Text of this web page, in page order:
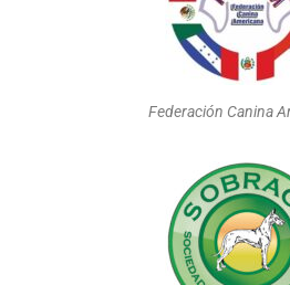
Federación Canina